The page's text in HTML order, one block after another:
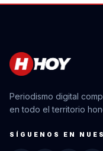
Periodismo digital
en todo el territorio
SÍGUENOS EN